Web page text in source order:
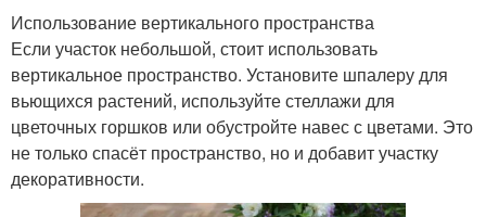
Использование вертикального пространства
Если участок небольшой, стоит использовать
вертикальное пространство. Установите шпалеру для
вьющихся растений, используйте стеллажи для
цветочных горшков или обустройте навес с цветами. Это
не только спасёт пространство, но и добавит участку
декоративности.